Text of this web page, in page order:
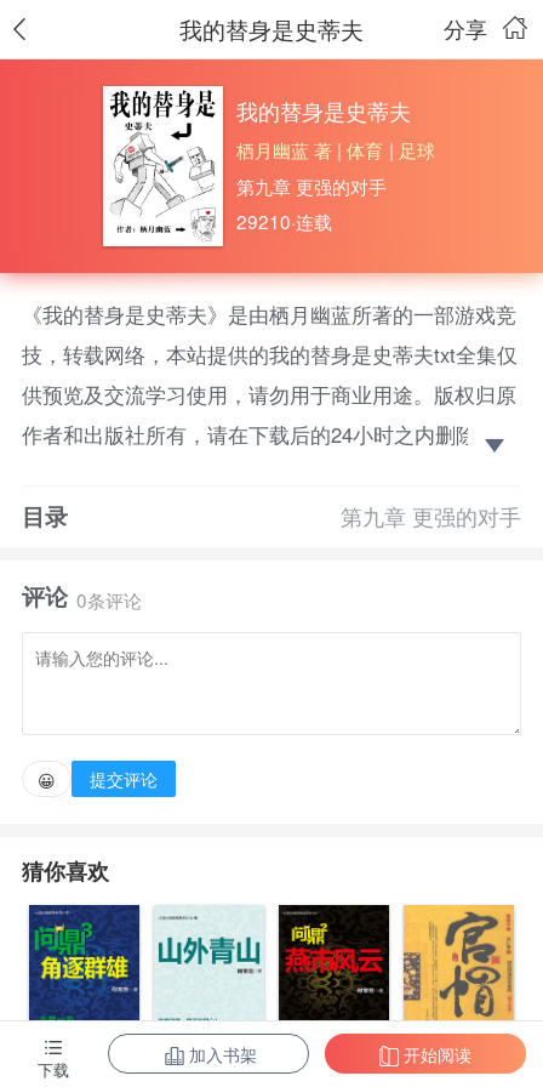
分享
我的替身是史蒂夫
我的替身是史蒂夫
栖月幽蓝 著 |体育 | 足球
第九章 更强的对手
29210·连载
《我的替身是史蒂夫》是由栖月幽蓝所著的一部游戏竞
技，转载网络，本站提供的我的替身是史蒂夫txt全集仅
供预览及交流学习使用，请勿用于商业用途。版权归原
作者和出版社所有，请在下载后的24小时之内删除，如
吗？”灭霸举起金色的手套，六颗无限宝石闪烁着褶褶
“爹不信。”身穿无尽套的方墨缓缓摇头，手中寰宇长
剑直指灭霸那瓦光锃亮的紫色脑壳：“今天别说无限宝
“你知道这是什么吗？这是求道玉！”宇智波斑站在半
什么是它无法摧毁的！”
“你TM是真没见过硬东西啊……”方墨狞笑着掏出了
一块基岩：“敢不敢跟它比划比划！？”
“这就是…贤者之石吗？”爱德华呆呆的盯着自己眼前
目录 第九章 更强的对手
评论 0条评论
😀 提交评论
猜你喜欢
问鼎3：角逐群 问鼎7：山外青 问鼎2：燕市风 官帽
下载
加入书架 开始阅读